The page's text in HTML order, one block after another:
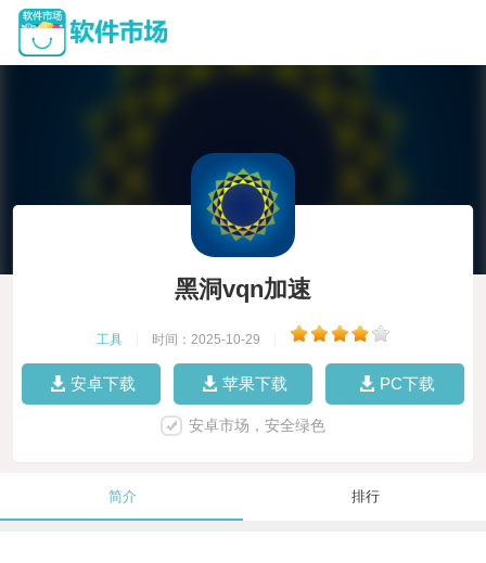
黑洞vqn加速
工具 时间：2025-10-29
安卓下载 苹果下载 PC下载
安卓市场，安全绿色
简介 排行